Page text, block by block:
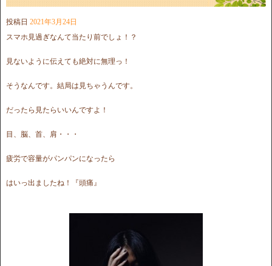
投稿日 2021年3月24日
スマホ見過ぎなんて当たり前でしょ！？
見ないように伝えても絶対に無理っ！
そうなんです。結局は見ちゃうんです。
だったら見たらいいんですよ！
目、脳、首、肩・・・
疲労で容量がパンパンになったら
はいっ出ましたね！『頭痛』